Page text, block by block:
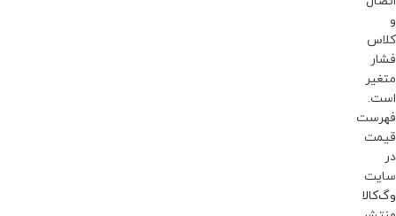
و
کلاس
فشار
متغیر
است.
فهرست
قیمت
در
سایت
وگ‌کالا